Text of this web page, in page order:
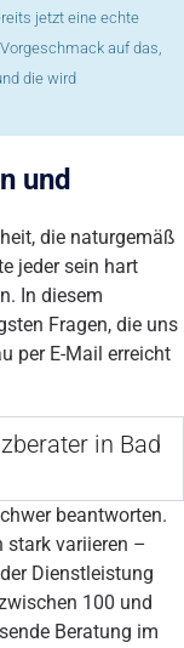
jetzt eine echte
auf das,
die wird
und
die naturgemäß
jeder sein hart
In diesem
Fragen, die uns
per E-Mail erreicht
in Bad
beantworten.
stark variieren –
Dienstleistung
100 und
Beratung im